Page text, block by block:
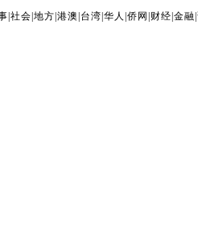
|社会 |地方 |港澳 台湾 |华人 |侨网 财经 |金融 |